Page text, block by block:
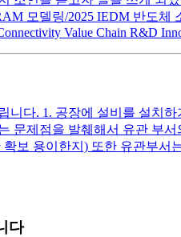
모델링/2025 IEDM 반도체
Value Chain R&D
니다. 1. 공장에 설비를 설치
문제점을 발췌해서 유관 부
보 용이한지) 또한 유관부서
다